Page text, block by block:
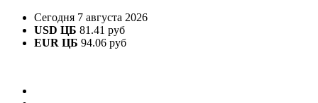
Сегодня 7 августа 2026
USD ЦБ 81.41 руб
EUR ЦБ 94.06 руб